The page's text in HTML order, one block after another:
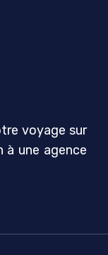
voyage sur
à une agence